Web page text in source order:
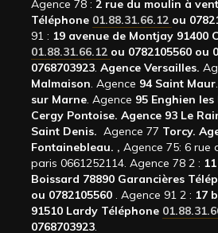
Agence 78 : 2 rue du moulin à
Téléphone 01.88.31.66.12 ou
91 : 19 avenue de Montjay 91400
01.88.31.66.12 ou 0782105560 ou
0768703923. Agence Versailles.
Malmaison. Agence 94 Saint Maur.
sur Marne. Agence 95 Enghien les
Cergy Pontoise. Agence 93 Le
Saint Denis. Agence 77 Torcy.
Fontainebleau. , Agence 75: 6 rue
paris 0661252114. Agence 78 2 :
Boissard 78890 Garancières
ou 0782105560 . Agence 91 2 : 17
91510 Lardy Téléphone
0768703923.